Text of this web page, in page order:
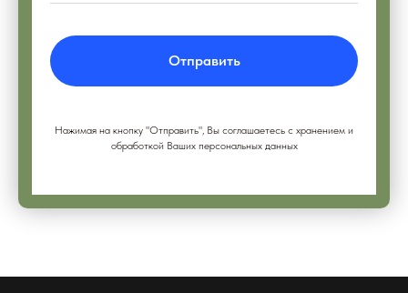
Отправить
Нажимая на кнопку "Отправить", Вы соглашаетесь с хранением и
обработкой Ваших персональных данных